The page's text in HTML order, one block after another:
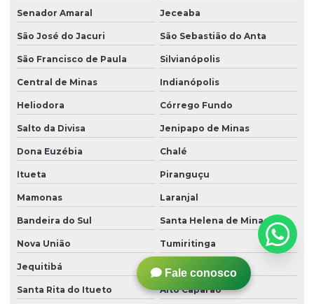
Senador Amaral Jeceaba
São José do Jacuri São Sebastião do Anta
São Francisco de Paula Silvianópolis
Central de Minas Indianópolis
Heliodora Córrego Fundo
Salto da Divisa Jenipapo de Minas
Dona Euzébia Chalé
Itueta Piranguçu
Mamonas Laranjal
Bandeira do Sul Santa Helena de Minas
Nova União Tumiritinga
Jequitibá Divisa Nova
Santa Rita do Itueto Alto Caparaó
Fale conosco